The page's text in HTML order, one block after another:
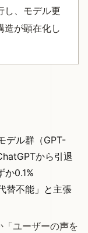
し、モデル更
造が顕在化し
デル群（GPT-
から引退
か0.1%
替不能」と主張
ユーザーの声を